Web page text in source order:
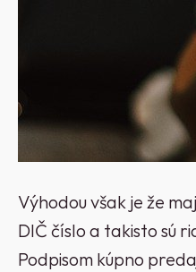
Výhodou však je že
DIČ číslo a takisto sú
Podpisom kúpno